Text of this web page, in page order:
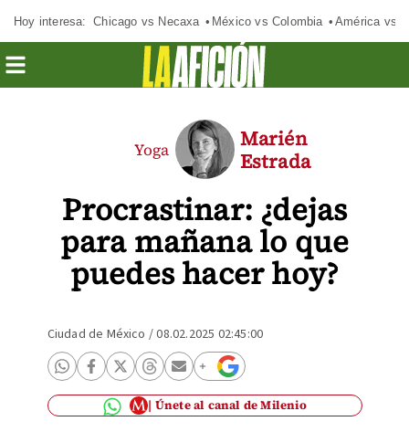
Hoy interesa: Chicago vs Necaxa México vs Colombia América vs
Procrastinar: ¿dejas
para mañana lo que
puedes hacer hoy?
Yoga
Marién
Estrada
Ciudad de México /08.02.2025 02:45:00
Únete al canal de Milenio